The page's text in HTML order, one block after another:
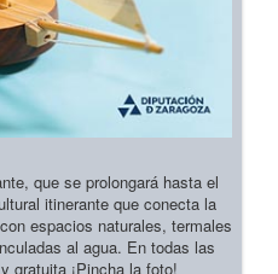
que se prolongará hasta el
itinerante que conecta la
espacios naturales, termales
al agua. En todas las
gratuita ¡Pincha la foto!